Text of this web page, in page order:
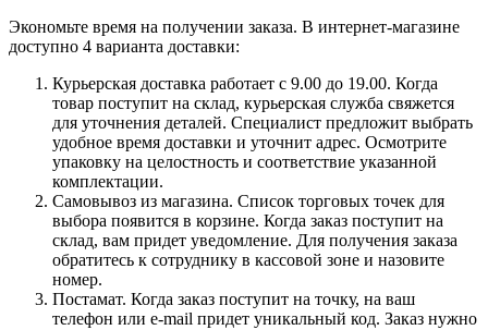
Экономьте время на получении заказа. В интернет-магазине
доступно 4 варианта доставки:
Курьерская доставка работает с 9.00 до 19.00. Когда
товар поступит на склад, курьерская служба свяжется
для уточнения деталей. Специалист предложит выбрать
удобное время доставки и уточнит адрес. Осмотрите
упаковку на целостность и соответствие указанной
комплектации.
Самовывоз из магазина. Список торговых точек для
выбора появится в корзине. Когда заказ поступит на
склад, вам придет уведомление. Для получения заказа
обратитесь к сотруднику в кассовой зоне и назовите
номер.
Постамат. Когда заказ поступит на точку, на ваш
телефон или e-mail придет уникальный код. Заказ нужно